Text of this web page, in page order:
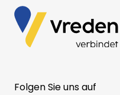
Folgen Sie uns auf